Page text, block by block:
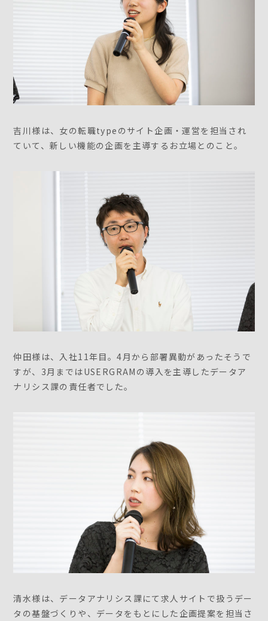
吉川様は、女の転職typeのサイト企画・運営を担当され
ていて、新しい機能の企画を主導するお立場とのこと。
仲田様は、入社11年目。4月から部署異動があったそうで
すが、3月まではUSERGRAMの導入を主導したデータア
ナリシス課の責任者でした。
清水様は、データアナリシス課にて求人サイトで扱うデー
タの基盤づくりや、データをもとにした企画提案を担当さ